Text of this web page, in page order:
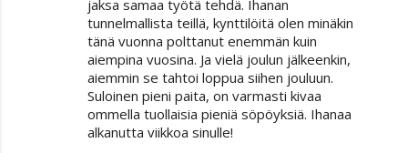
jaksa samaa työtä tehdä. Ihanan
tunnelmallista teillä, kynttilöitä olen minäkin
tänä vuonna polttanut enemmän kuin
aiempina vuosina. Ja vielä joulun jälkeenkin,
aiemmin se tahtoi loppua siihen jouluun.
Suloinen pieni paita, on varmasti kivaa
ommella tuollaisia pieniä söpöyksiä. Ihanaa
alkanutta viikkoa sinulle!